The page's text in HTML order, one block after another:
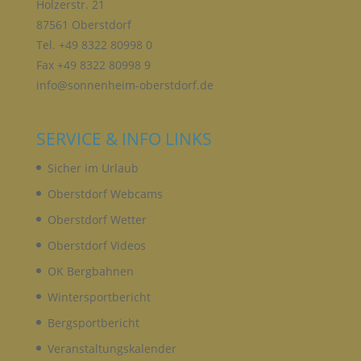
Holzerstr. 21
87561 Oberstdorf
Tel. +49 8322 80998 0
Fax +49 8322 80998 9
info@sonnenheim-oberstdorf.de
SERVICE & INFO LINKS
Sicher im Urlaub
Oberstdorf Webcams
Oberstdorf Wetter
Oberstdorf Videos
OK Bergbahnen
Wintersportbericht
Bergsportbericht
Veranstaltungskalender
Verbreitung oder eine andere Form der
Bereitstellung, den Abgleich oder die Verknüpfung,
Vernichtung.
Einschränkung der Verarbeitung ist die Markierung
gespeicherter personenbezogener Daten mit dem
Ziel, ihre künftige Verarbeitung einzuschränken.
E) PROFILING
Profiling ist jede Art der automatisierten
besteht, dass diese personenbezogenen Daten
verwendet werden, um bestimmte persönliche
Aspekte, die sich auf eine natürliche Person
beziehen, zu bewerten, insbesondere, um Aspekte